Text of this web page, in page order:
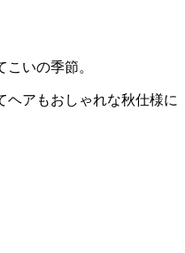
いの季節。
ヘアもおしゃれな秋仕様に